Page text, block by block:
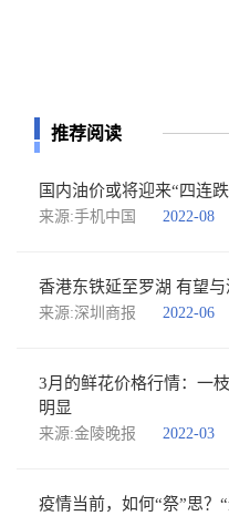
推荐阅读
国内油价或将迎来“四连
来源:手机中国 2022-08
香港东铁延至罗湖 有望
来源:深圳商报 2022-06
3月的鲜花价格行情：一
明显
来源:金陵晚报 2022-03
疫情当前，如何“祭”思？